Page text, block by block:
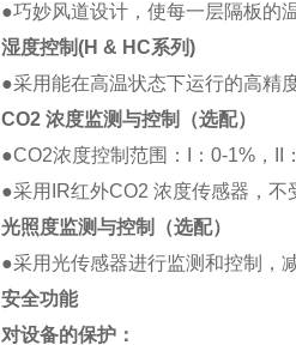
●巧妙风道设计，使每一层隔板的
湿度控制(H & HC系列)
●采用能在高温状态下运行的高精
CO2 浓度监测与控制（选配）
●CO2浓度控制范围：I：0-1%，II
●采用IR红外CO2 浓度传感器，不
光照度监测与控制（选配）
●采用光传感器进行监测和控制，
安全功能
对设备的保护：